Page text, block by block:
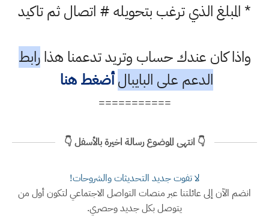
* المبلغ الذي ترغب بتحويله # اتصال ثم تاكيد
واذا كان عندك حساب وتريد تدعمنا هذارابط
الدعم على البايبال أضغط هنا
===========
👇 انتهى الموضوع رسالة اخيرة بالأسفل 👇
لا تفوت جديد التحديثات والشروحات!
انضم الآن إلى عائلتنا عبر منصات التواصل الاجتماعي لتكون أول من
يتوصل بكل جديد وحصري.